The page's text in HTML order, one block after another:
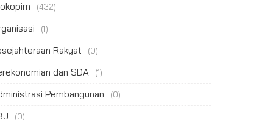
(432)
(1)
Rakyat (0)
dan SDA (1)
Pembangunan (0)
(0)